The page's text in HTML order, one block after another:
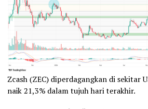
Zcash (ZEC) diperdagangkan di sekitar
naik 21,3% dalam tujuh hari terakhir.